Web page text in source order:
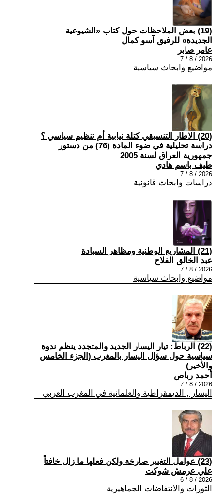
(19) بعض الملاحظات حول كتاب «الشيوعية
الجديدة» للرفيق آسو كمال
عامر صابر
2026 / 8 / 7
مواضيع وابحاث سياسية
(20) الاطار التنسيقي كتلة نيابية أم تنظيم سياسي ؟
دراسة تحليلية في ضوء المادة (76) من دستور
جمهورية العراق لسنة 2005
طيف باسم هادي
2026 / 8 / 7
دراسات وابحاث قانونية
(21) المشاريع الوطنية ومظاهر السيادة
عبد الخالق الفلاح
2026 / 8 / 7
مواضيع وابحاث سياسية
(22) الرباط: تيار اليسار الجديد والمتجدد ينظم ندوة
سياسية حول سؤال اليسار بالمغرب (الجزء الخامس
والأخير)
أحمد رباص
2026 / 8 / 7
اليسار , الديمقراطية والعلمانية في المغرب العربي
(23) عوامل التغيير صارخة ولكن فعلها ما زال خافتاً
علي عرمش شوكت
2026 / 8 / 6
الثورات والانتفاضات الجماهيرية